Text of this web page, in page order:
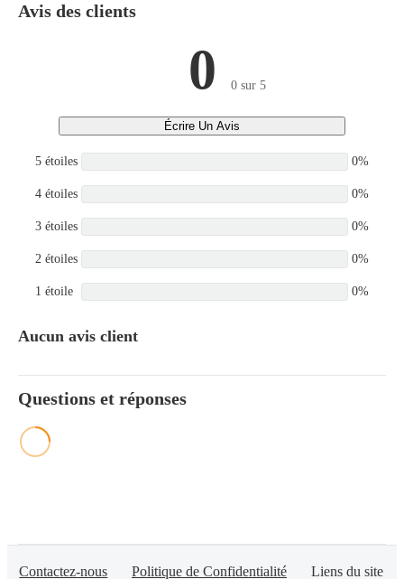
Avis des clients
0 0 sur 5
Écrire Un Avis
5 étoiles 0%
4 étoiles 0%
3 étoiles 0%
2 étoiles 0%
1 étoile 0%
Aucun avis client
Questions et réponses
Contactez-nous Politique de Confidentialité Liens du site